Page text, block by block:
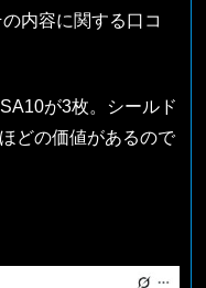
内容に関する口コ
が3枚。シールド
どの価値があるので